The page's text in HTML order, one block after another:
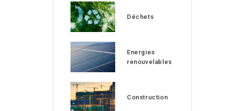
Déchets
Energies
renouvelables
Construction